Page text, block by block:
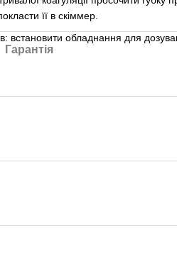
її в скіммер.
встановити обладнання для
Гарантія